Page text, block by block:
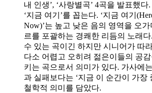
내 인생’, ‘사랑별곡’ 4곡을 발표했다
‘지금 여기’를 꼽는다. ‘지금 여기
Now)’는 높고 낮은 음의 영역을 오
르를 포괄하는 경쾌한 리듬의 노래
수 있는 곡이긴 하지만 시니어가 따
다소 어렵고 오히려 젊은이들의 공
키는 곡으로서 의미가 있다. 가사에
과 실패보다는 ‘지금 이 순간이 가장
철학적 의미를 담았다.